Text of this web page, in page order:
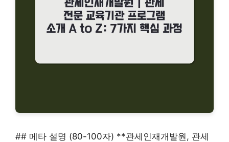
## 메타 설명 (80-100자) **관세인재개발원, 관세